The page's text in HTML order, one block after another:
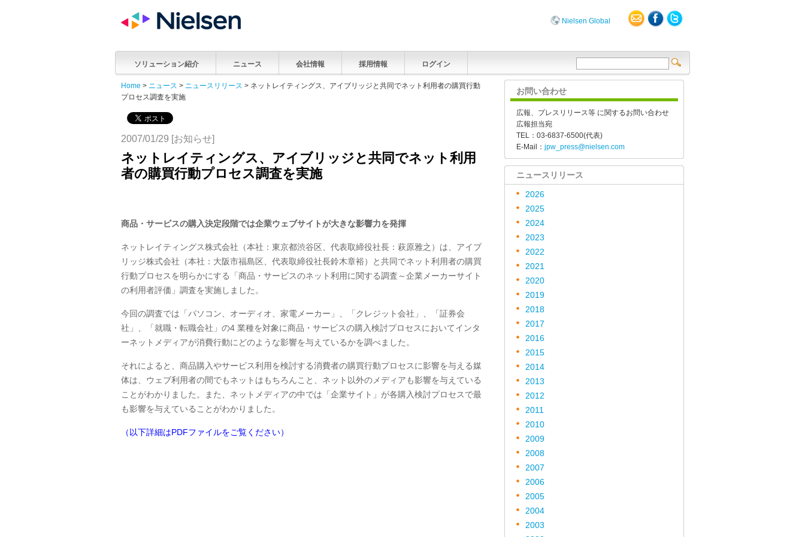
Nielsen Global
ソリューション紹介 ニュース 会社情報 採用情報 ログイン
Home > ニュース > ニュースリリース > ネットレイティングス、アイブリッジと共同でネット利用者の購買行動
プロセス調査を実施
2007/01/29 [お知らせ]
ネットレイティングス、アイブリッジと共同でネット利用
者の購買行動プロセス調査を実施
商品・サービスの購入決定段階では企業ウェブサイトが大きな影響力を発揮
ネットレイティングス株式会社（本社：東京都渋谷区、代表取締役社長：萩原雅之）は、アイブ
リッジ株式会社（本社：大阪市福島区、代表取締役社長鈴木章裕）と共同でネット利用者の購買
行動プロセスを明らかにする「商品・サービスのネット利用に関する調査～企業メーカーサイト
の利用者評価」調査を実施しました。
今回の調査では「パソコン、オーディオ、家電メーカー」、「クレジット会社」、「証券会
社」、「就職・転職会社」の4 業種を対象に商品・サービスの購入検討プロセスにおいてインタ
ーネットメディアが消費行動にどのような影響を与えているかを調べました。
それによると、商品購入やサービス利用を検討する消費者の購買行動プロセスに影響を与える媒
体は、ウェブ利用者の間でもネットはもちろんこと、ネット以外のメディアも影響を与えている
ことがわかりました。また、ネットメディアの中では「企業サイト」が各購入検討プロセスで最
も影響を与えていることがわかりました。
（以下詳細はPDFファイルをご覧ください）
お問い合わせ
広報、プレスリリース等 に関するお問い合わせ
広報担当宛
TEL：03-6837-6500(代表)
E-Mail： jpw_press@nielsen.com
ニュースリリース
2026
2025
2024
2023
2022
2021
2020
2019
2018
2017
2016
2015
2014
2013
2012
2011
2010
2009
2008
2007
2006
2005
2004
2003